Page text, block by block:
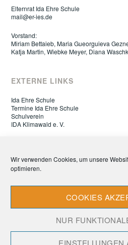
Wir verwenden Cookies, um unsere
optimieren.
COOKIES
NUR
EINSTELLUNGEN
Elternrat Ida Ehre Schule
mail@er-ies.de
Vorstand:
Miriam Bettaieb, Maria Gueorguieva
Katja Martin, Wiebke Meyer, Diana
EXTERNE LINKS
Ida Ehre Schule
Termine Ida Ehre Schule
Schulverein
IDA Klimawald e. V.
Datenschutz
Impressum
Cookie-Richtlinie (EU)